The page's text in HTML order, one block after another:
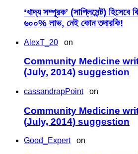
‘খাদ্য সম্পূরক’ (সাপ্লিমেন্ট) হিসেবে
৬০০% লাভ, নেই কোন তদারকি!
AlexT_20 on
Community Medicine
(July, 2014) suggestion
cassandrapPointon
Community Medicine
(July, 2014) suggestion
Good_Experton